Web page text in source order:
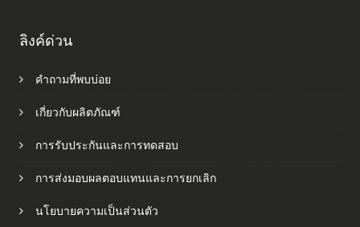
ลิงค์ด่วน
คำถามที่พบบ่อย
เกี่ยวกับผลิตภัณฑ์
การรับประกันและการทดสอบ
การส่งมอบผลตอบแทนและการยกเลิก
นโยบายความเป็นส่วนตัว